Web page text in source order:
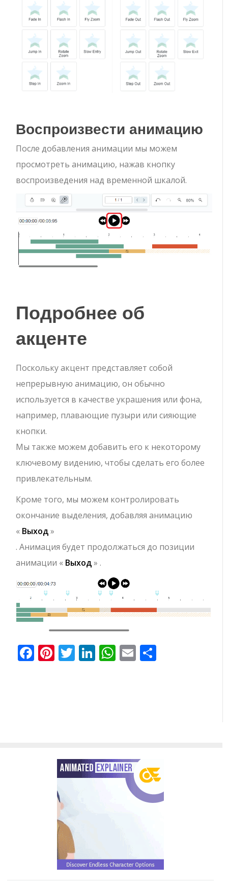
Воспроизвести анимацию
После добавления анимации мы можем
просмотреть анимацию, нажав кнопку
воспроизведения над временной шкалой.
Подробнее об
акценте
Поскольку акцент представляет собой
непрерывную анимацию, он обычно
используется в качестве украшения или фона,
например, плавающие пузыри или сияющие
кнопки.
Мы также можем добавить его к некоторому
ключевому видению, чтобы сделать его более
привлекательным.
Кроме того, мы можем контролировать
окончание выделения, добавляя анимацию
« Выход»
. Анимация будет продолжаться до позиции
анимации « Выход» .
Facebook
Pinterest
Twitter
LinkedIn
WhatsApp
Email